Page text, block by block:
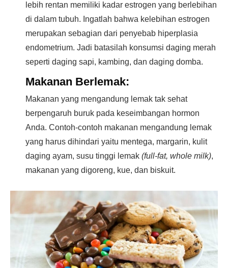
lebih rentan memiliki kadar estrogen yang berlebihan
di dalam tubuh. Ingatlah bahwa kelebihan estrogen
merupakan sebagian dari penyebab hiperplasia
endometrium. Jadi batasilah konsumsi daging merah
seperti daging sapi, kambing, dan daging domba.
Makanan Berlemak:
Makanan yang mengandung lemak tak sehat
berpengaruh buruk pada keseimbangan hormon
Anda. Contoh-contoh makanan mengandung lemak
yang harus dihindari yaitu mentega, margarin, kulit
daging ayam, susu tinggi lemak (full-fat, whole milk),
makanan yang digoreng, kue, dan biskuit.